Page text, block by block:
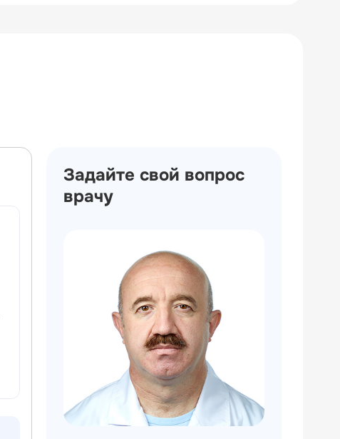
Задайте свой вопрос
врачу